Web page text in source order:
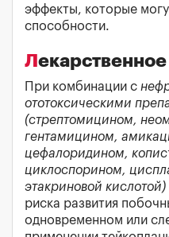
эффекты, которые
способности.
При комбинации с
ототоксическими
(стрептомицином,
гентамицином,
цефалоридином,
циклоспорином,
этакриновой кислотой)
риска развития
одновременном или